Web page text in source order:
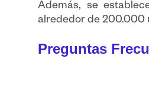
Además, se
alrededor de 200.000
Preguntas